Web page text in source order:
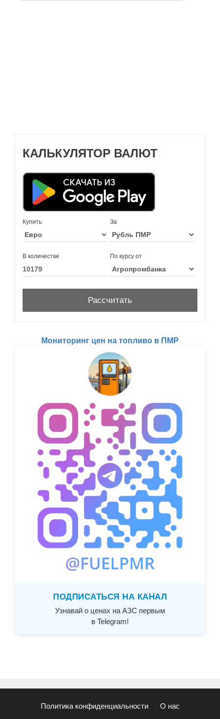
КАЛЬКУЛЯТОР ВАЛЮТ
Купить За
В количестве По курсу от
Мониторинг цен на топливо в ПМР
ПОДПИСАТЬСЯ НА КАНАЛ
Узнавай о ценах на АЗС первым
в Telegram!
Политика конфиденциальности О нас